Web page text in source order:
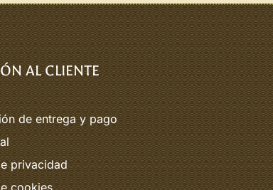
AL CLIENTE
de entrega y pago
privacidad
cookies